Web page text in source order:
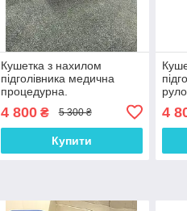
Кушетка з нахилом
підголівника медична
процедурна.
4 800₴ 5 300 ₴
Купити
4